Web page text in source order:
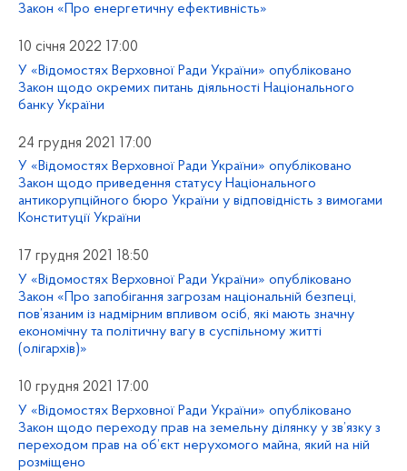
Закон «Про енергетичну ефективність»
10 січня 2022 17:00
У «Відомостях Верховної Ради України» опубліковано
Закон щодо окремих питань діяльності Національного
банку України
24 грудня 2021 17:00
У «Відомостях Верховної Ради України» опубліковано
Закон щодо приведення статусу Національного
антикорупційного бюро України у відповідність з вимогами
Конституції України
17 грудня 2021 18:50
У «Відомостях Верховної Ради України» опубліковано
Закон «Про запобігання загрозам національній безпеці,
пов’язаним із надмірним впливом осіб, які мають значну
економічну та політичну вагу в суспільному житті
(олігархів)»
10 грудня 2021 17:00
У «Відомостях Верховної Ради України» опубліковано
Закон щодо переходу прав на земельну ділянку у зв’язку з
переходом прав на об’єкт нерухомого майна, який на ній
розміщено